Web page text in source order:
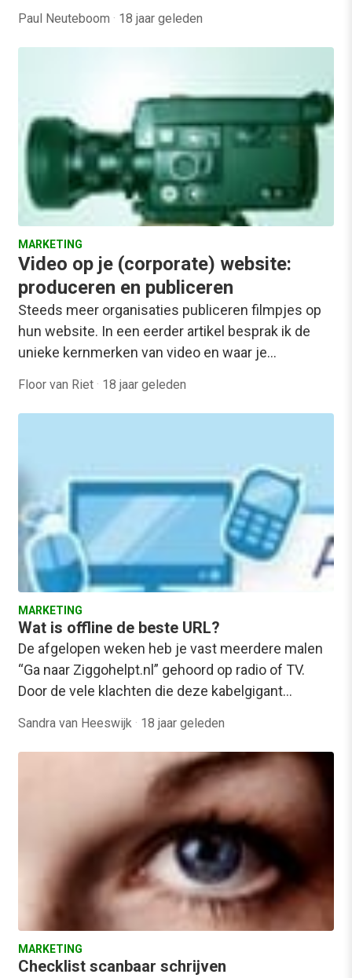
Paul Neuteboom · 18 jaar geleden
MARKETING
Video op je (corporate) website:
produceren en publiceren
Steeds meer organisaties publiceren filmpjes op
hun website. In een eerder artikel besprak ik de
unieke kernmerken van video en waar je…
Floor van Riet · 18 jaar geleden
MARKETING
Wat is offline de beste URL?
De afgelopen weken heb je vast meerdere malen
“Ga naar Ziggohelpt.nl” gehoord op radio of TV.
Door de vele klachten die deze kabelgigant…
Sandra van Heeswijk · 18 jaar geleden
MARKETING
Checklist scanbaar schrijven